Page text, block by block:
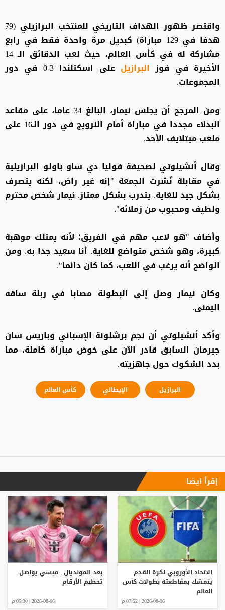
واقتصر ظهور الهداف التاريخي للمنتخب البرازيلي (79
هدفا في 129 مباراة) كبديل مرة واحدة فقط في رابع
مشاركة له في كأس العالم، حيث لعب الدقائق الـ 14
الأخيرة في فوزالبرازيل
على اسكتلندا 3-0 في دور
المجموعات.
ومن المرجح أن يجلس نيمار، البالغ 34 عاما، على مقاعد
البدلاء مجددا في مباراة أمام النرويج في دور الـ16 على
ملعب ميتلايف الأحد.
وقال أنشيلوتي لصحيفة فوليا دي ساو باولو البرازيلية
في مقابلة نُشرت الجمعة "إنه غير راض، لكنه يتصرف
بشكل جيد للغاية. يتدرب بشكل ممتاز. نيمار شخص محترم
ولطيف ومحبوب من زملائه".
وأضاف "هو لاعب مهم في الفريق؛ لأنه يمتلك موهبة
كبيرة، وهو شخص متواضع للغاية. أنا سعيد جدا به. ومن
الواضح أنه يرغب في اللعب، كما كان دائما".
وكان نيمار وصل إلى البطولة مصابا في ربلة ساقه
اليمنى.
وأكد أنشيلوتي أن نجم برشلونة الإسباني وباريس سان
جيرمان السابق قادر الآن على خوض مباراة كاملة، مما
بدد الشكوك حول جاهزيته.
البرازيل الإيطالي كأس العالم
إقرأ ايضا
الاتحاد الأوروبي لكرة القدم
يتمسّك بمقاطعته بطولات كأس
العالم
2026-08-06 | 07:52 م
بعد المونديال.. ميسي يواصل
تحطيم الأرقام
2026-08-06 | 05:30 م